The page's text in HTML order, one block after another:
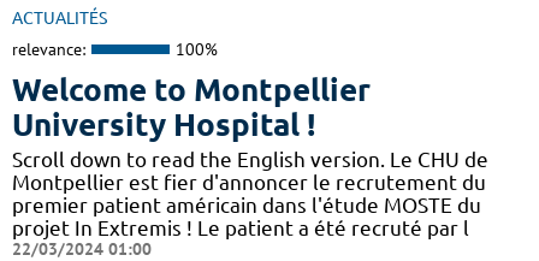
ACTUALITÉS
relevance: 100%
Welcome to Montpellier
University Hospital !
Scroll down to read the English version. Le CHU de
Montpellier est fier d'annoncer le recrutement du
premier patient américain dans l'étude MOSTE du
projet In Extremis ! Le patient a été recruté par l
22/03/2024 01:00